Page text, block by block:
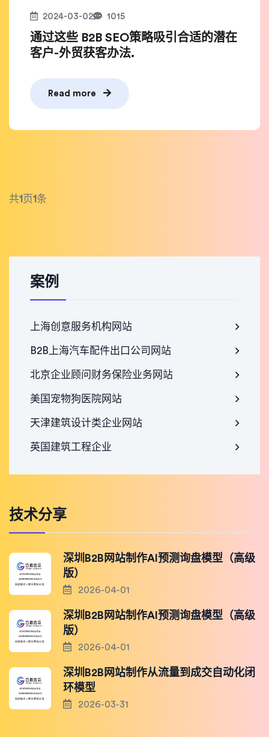
2024-03-02 1015
通过这些 B2B SEO策略吸引合适的潜在
客户-外贸获客办法.
Read more
共1 页1条
案例
上海创意服务机构网站
B2B上海汽车配件出口公司网站
北京企业顾问财务保险业务网站
美国宠物狗医院网站
天津建筑设计类企业网站
英国建筑工程企业
技术分享
深圳B2B网站制作AI预测询盘模型（高级
版）
2026-04-01
深圳B2B网站制作AI预测询盘模型（高级
版）
2026-04-01
深圳B2B网站制作从流量到成交自动化闭
环模型
2026-03-31